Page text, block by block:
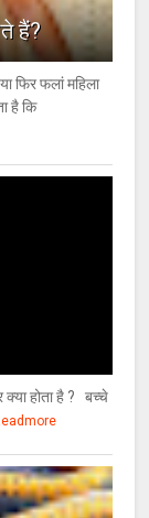
हैं?
फिर फलां महिला
है कि
क्या होता है ? बच्चे